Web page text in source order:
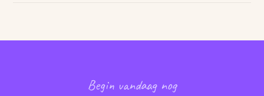
klasgenoten mee in aanraking. Hoe eerder je weet wat er
Begin vandaag nog